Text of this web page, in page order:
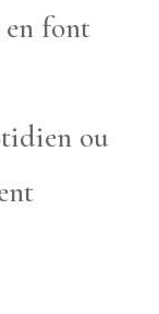
en font
ou